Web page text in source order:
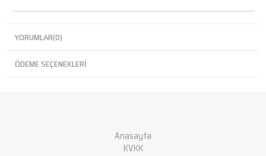
YORUMLAR(0)
ÖDEME SEÇENEKLERI
Anasayfa
KVKK